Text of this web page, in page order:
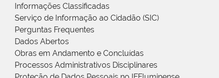
Informações Classificadas
Serviço de Informação ao Cidadão (SIC)
Perguntas Frequentes
Dados Abertos
Obras em Andamento e Concluídas
Processos Administrativos Disciplinares